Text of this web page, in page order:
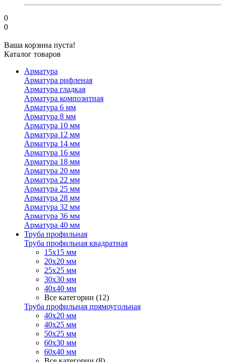
0
0
Ваша корзина пуста!
Каталог товаров
Арматура
Арматура рифленая
Арматура гладкая
Арматура композитная
Арматура 6 мм
Арматура 8 мм
Арматура 10 мм
Арматура 12 мм
Арматура 14 мм
Арматура 16 мм
Арматура 18 мм
Арматура 20 мм
Арматура 22 мм
Арматура 25 мм
Арматура 28 мм
Арматура 32 мм
Арматура 36 мм
Арматура 40 мм
Труба профильная
Труба профильная квадратная
15х15 мм
20х20 мм
25х25 мм
30х30 мм
40х40 мм
Все категории (12)
Труба профильная прямоугольная
40х20 мм
40х25 мм
50х25 мм
60х30 мм
60х40 мм